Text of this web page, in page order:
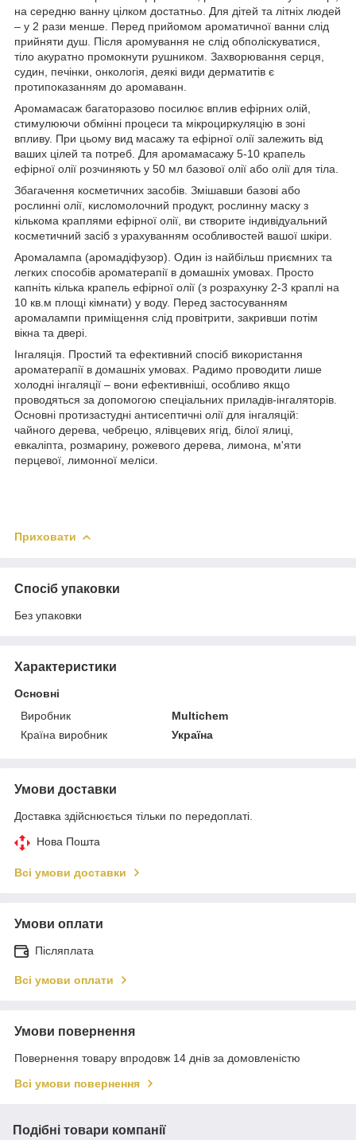
на середню ванну цілком достатньо. Для дітей та літніх людей
– у 2 рази менше. Перед прийомом ароматичної ванни слід
прийняти душ. Після аромування не слід обполіскуватися,
тіло акуратно промокнути рушником. Захворювання серця,
судин, печінки, онкологія, деякі види дерматитів є
протипоказанням до аромаванн.
Аромамасаж багаторазово посилює вплив ефірних олій,
стимулюючи обмінні процеси та мікроциркуляцію в зоні
впливу. При цьому вид масажу та ефірної олії залежить від
ваших цілей та потреб. Для аромамасажу 5-10 крапель
ефірної олії розчиняють у 50 мл базової олії або олії для тіла.
Збагачення косметичних засобів. Змішавши базові або
рослинні олії, кисломолочний продукт, рослинну маску з
кількома краплями ефірної олії, ви створите індивідуальний
косметичний засіб з урахуванням особливостей вашої шкіри.
Аромалампа (аромадіфузор). Один із найбільш приємних та
легких способів ароматерапії в домашніх умовах. Просто
капніть кілька крапель ефірної олії (з розрахунку 2-3 краплі на
10 кв.м площі кімнати) у воду. Перед застосуванням
аромалампи приміщення слід провітрити, закривши потім
вікна та двері.
Інгаляція. Простий та ефективний спосіб використання
ароматерапії в домашніх умовах. Радимо проводити лише
холодні інгаляції – вони ефективніші, особливо якщо
проводяться за допомогою спеціальних приладів-інгаляторів.
Основні протизастудні антисептичні олії для інгаляцій:
чайного дерева, чебрецю, ялівцевих ягід, білої ялиці,
евкаліпта, розмарину, рожевого дерева, лимона, м'яти
перцевої, лимонної меліси.
Приховати
Спосіб упаковки
Без упаковки
Характеристики
Основні
Виробник
Multichem
Країна виробник
Україна
Умови доставки
Доставка здійснюється тільки по передоплаті.
Нова Пошта
Всі умови доставки
Умови оплати
Післяплата
Всі умови оплати
Умови повернення
Повернення товару впродовж 14 днів за домовленістю
Всі умови повернення
Подібні товари компанії